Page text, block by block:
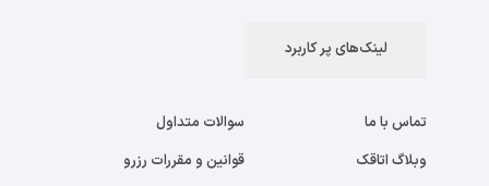
لینک‌های پر کاربرد
تماس با ما
وبلاگ اتاقک
سوالات متداول
قوانین و مقررات رزرو